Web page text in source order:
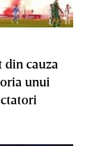
din cauza
unui